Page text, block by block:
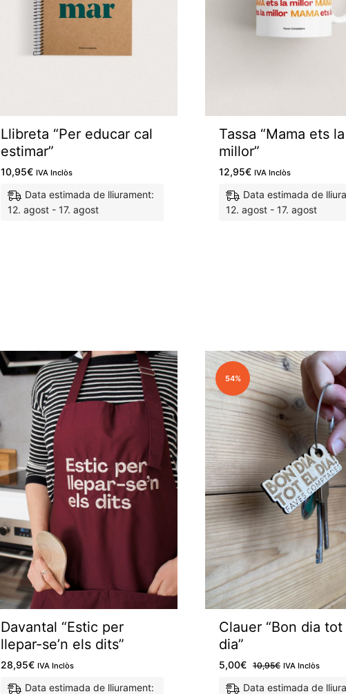
Llibreta “Per educar cal
estimar”
10,95€ IVA Inclòs
Data estimada de lliurament:
12. agost - 17. agost
Tassa “Mama ets la
millor”
12,95€ IVA Inclòs
Data estimada de
12. agost - 17. agost
Davantal “Estic per
llepar-se’n els dits”
28,95€ IVA Inclòs
Data estimada de lliurament:
54%
Clauer “Bon dia
dia”
5,00€ 10,95€ IVA Inclòs
Data estimada de